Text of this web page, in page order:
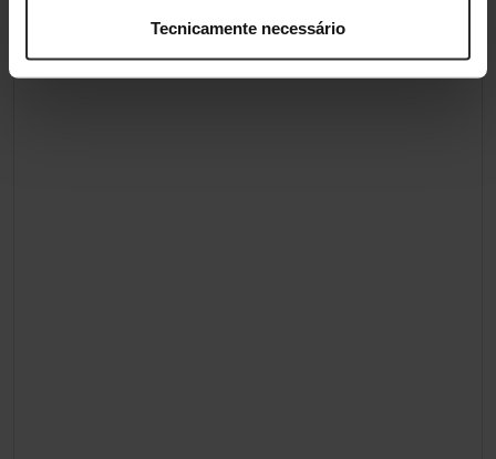
Tecnicamente necessário